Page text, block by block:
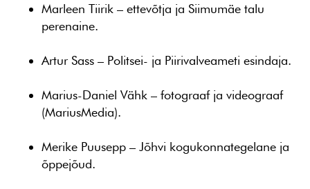
Marleen Tiirik – ettevõtja ja Siimumäe talu
perenaine.
Artur Sass – Politsei- ja Piirivalveameti esindaja.
Marius-Daniel Vähk – fotograaf ja videograaf
(MariusMedia).
Merike Puusepp – Jõhvi kogukonnategelane ja
õppejõud.